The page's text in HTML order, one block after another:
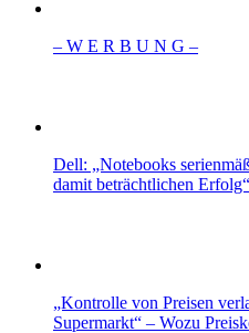
– W Ε R Β U Ν G –
Dell: „Notebooks
damit beträchtlichen Erfolg“
„Kontrolle von Preisen
Supermarkt“ – Wozu